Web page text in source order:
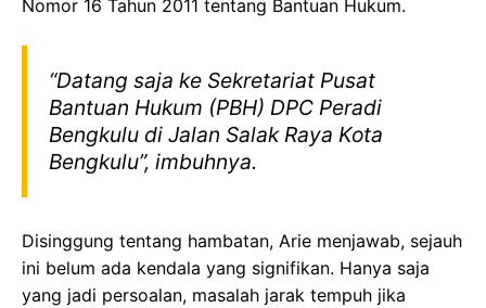
Nomor 16 Tahun 2011 tentang Bantuan Hukum.
“Datang saja ke Sekretariat Pusat
Bantuan Hukum (PBH) DPC Peradi
Bengkulu di Jalan Salak Raya Kota
Bengkulu”, imbuhnya.
Disinggung tentang hambatan, Arie menjawab, sejauh
ini belum ada kendala yang signifikan. Hanya saja
yang jadi persoalan, masalah jarak tempuh jika